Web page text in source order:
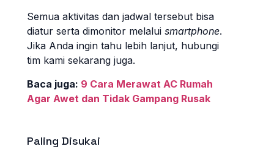
Semua aktivitas dan jadwal tersebut bisa
diatur serta dimonitor melalui smartphone.
Jika Anda ingin tahu lebih lanjut, hubungi
tim kami sekarang juga.
Baca juga: 9 Cara Merawat AC Rumah
Agar Awet dan Tidak Gampang Rusak
Paling Disukai